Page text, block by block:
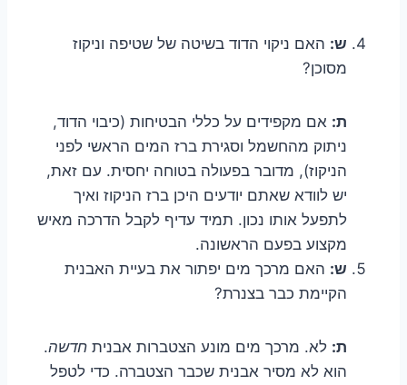
ש: האם ניקוי הדוד בשיטה של שטיפה וניקוז
מסוכן?
ת: אם מקפידים על כללי הבטיחות (כיבוי הדוד,
ניתוק מהחשמל וסגירת ברז המים הראשי לפני
הניקוז), מדובר בפעולה בטוחה יחסית. עם זאת,
יש לוודא שאתם יודעים היכן ברז הניקוז ואיך
לתפעל אותו נכון. תמיד עדיף לקבל הדרכה מאיש
מקצוע בפעם הראשונה.
ש: האם מרכך מים יפתור את בעיית האבנית
הקיימת כבר בצנרת?
ת: לא. מרכך מים מונע הצטברות אבנית חדשה.
הוא לא מסיר אבנית שכבר הצטברה. כדי לטפל